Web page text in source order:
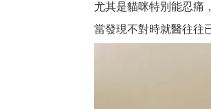
尤其是貓咪特別能忍痛，
當發現不對時就醫往往